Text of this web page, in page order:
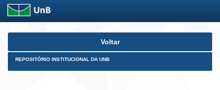
Skip
Voltar
REPOSITÓRIO INSTITUCIONAL DA UNB